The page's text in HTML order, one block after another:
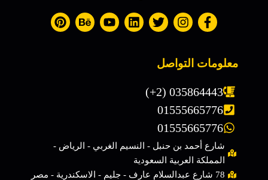
معلومات التواصل
(+2) 035864443
01555665776
01555665776
شارع أحمد بن حنبل - النسيم الغربي - الرياض -
المملكة العربية السعودية
78 شارع عبدالسلام عارف - جليم - الاسكندرية - مصر